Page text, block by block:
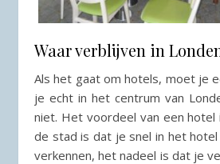
Waar verblijven in
Als het gaat om hotels, moet je
je echt in het centrum van
niet. Het voordeel van een hotel
de stad is dat je snel in het
verkennen, het nadeel is dat je